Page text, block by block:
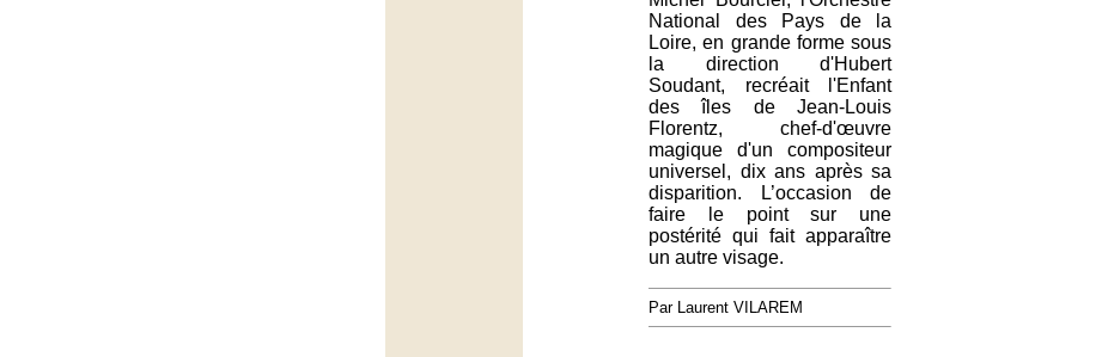
National des Pays de la
Loire, en grande forme sous
la direction d'Hubert
Soudant, recréait l'Enfant
des îles de Jean-Louis
Florentz, chef-d'œuvre
magique d'un compositeur
universel, dix ans après sa
disparition. L’occasion de
faire le point sur une
postérité qui fait apparaître
un autre visage.
Par Laurent VILAREM